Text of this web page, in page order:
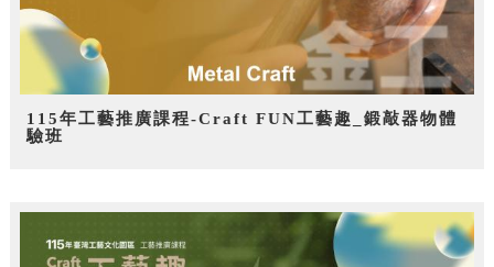
115年工藝推廣課程-Craft FUN工藝趣_鍛敲器物體
驗班